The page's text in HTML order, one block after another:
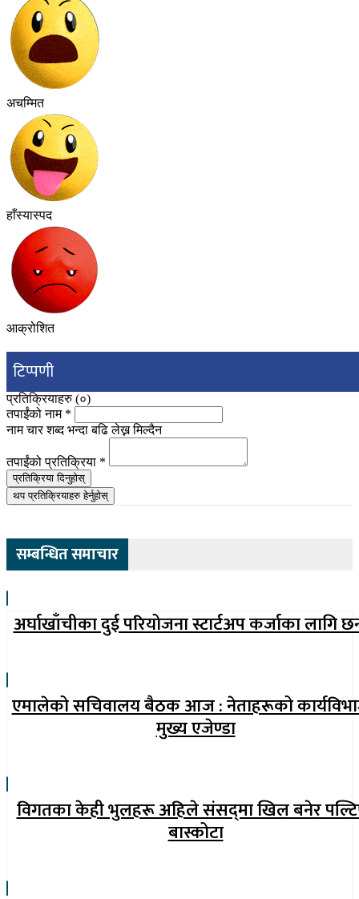
अचम्मित
हाँस्यास्पद
आक्रोशित
टिप्पणी
प्रतिक्रियाहरु (०)
तपाईंको नाम *
नाम चार शब्द भन्दा बढि लेख्न मिल्दैन
तपाईंको प्रतिक्रिया *
प्रतिक्रिया दिनुहोस्
थप प्रतिक्रियाहरु हेर्नुहोस्
सम्बन्धित समाचार
अर्घाखाँचीका दुई परियोजना स्टार्टअप कर्जाका लागि
एमालेको सचिवालय बैठक आज : नेताहरूको
मुख्य एजेण्डा
विगतका केही भुलहरू अहिले संसद्‍मा खिल बनेर
बास्कोटा